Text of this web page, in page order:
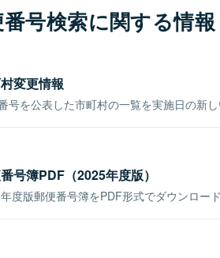
号検索に関する情報
変更情報
号を公表した市町村の一覧を実施日の新し
号簿PDF（2025年度版）
度版郵便番号簿をPDF形式でダウンロード